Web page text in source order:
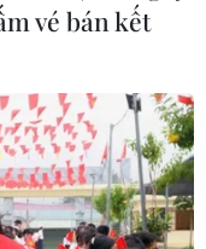
vé bán kết